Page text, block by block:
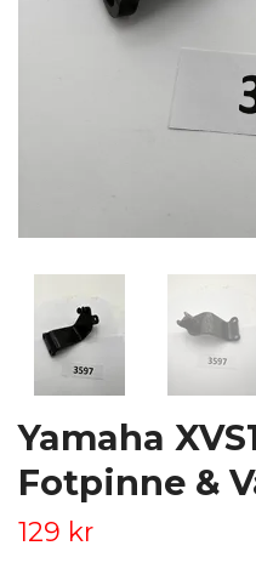
Yamaha
Fotpinne &
129 kr